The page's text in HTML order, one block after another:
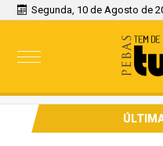
Segunda, 10 de Agosto de